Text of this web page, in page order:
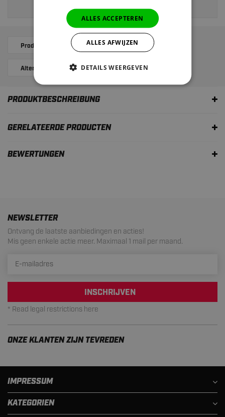
Produktbeschreibung Ergänzende Produkte
Alternatives Bewertungen
PRODUKTBESCHREIBUNG
GERELATEERDE PRODUCTEN
BEWERTUNGEN
NEWSLETTER
Ontvang de laatste aanbiedingen en acties!
Mis geen enkele actie meer. Maximaal 1 mail per maand.
INSCHRIJVEN
* Read legal restrictions here
ONZE KLANTEN ZIJN TEVREDEN
IMPRESSUM
KATEGORIEN
ALLES ACCEPTEREN
ALLES AFWIJZEN
DETAILS WEERGEVEN